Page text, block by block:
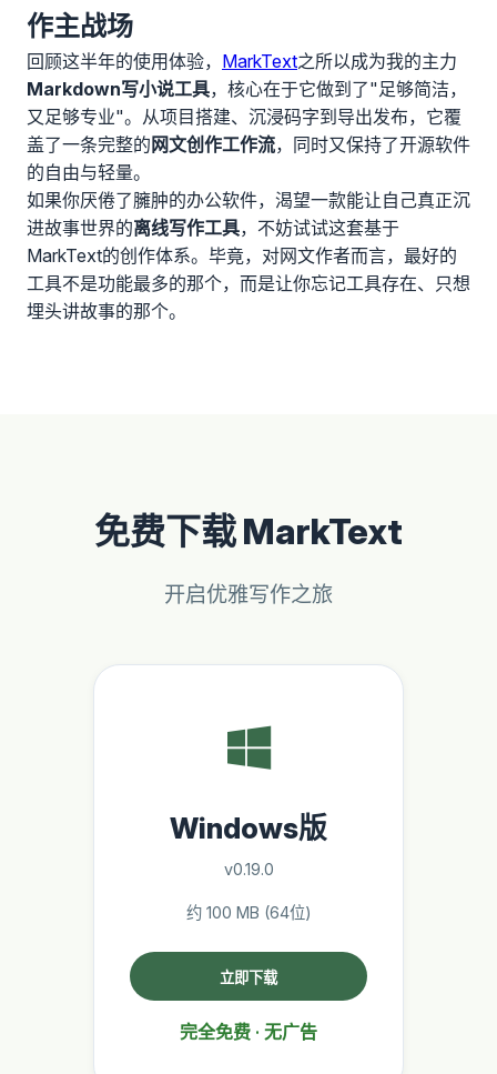
作主战场
回顾这半年的使用体验， MarkText之所以成为我的主力
Markdown写小说工具，核心在于它做到了"足够简洁，
又足够专业"。从项目搭建、沉浸码字到导出发布，它覆
盖了一条完整的 网文创作工作流，同时又保持了开源软件
的自由与轻量。
如果你厌倦了臃肿的办公软件，渴望一款能让自己真正沉
进故事世界的离线写作工具，不妨试试这套基于
MarkText的创作体系。毕竟，对网文作者而言，最好的
工具不是功能最多的那个，而是让你忘记工具存在、只想
埋头讲故事的那个。
免费下载 MarkText
开启优雅写作之旅
Windows版
v0.19.0
约 100 MB (64位)
立即下载
完全免费 · 无广告